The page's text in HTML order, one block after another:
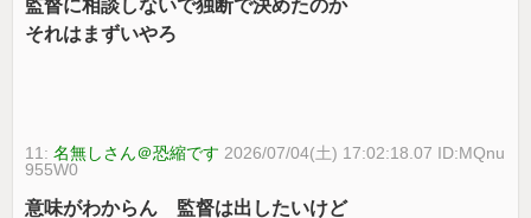
監督に相談しないで独断で決めたのか
それはまずいやろ
11:名無しさん＠恐縮です 2026/07/04(土) 17:02:18.07 ID:MQnu
955W0
意味がわからん 監督は出したいけど